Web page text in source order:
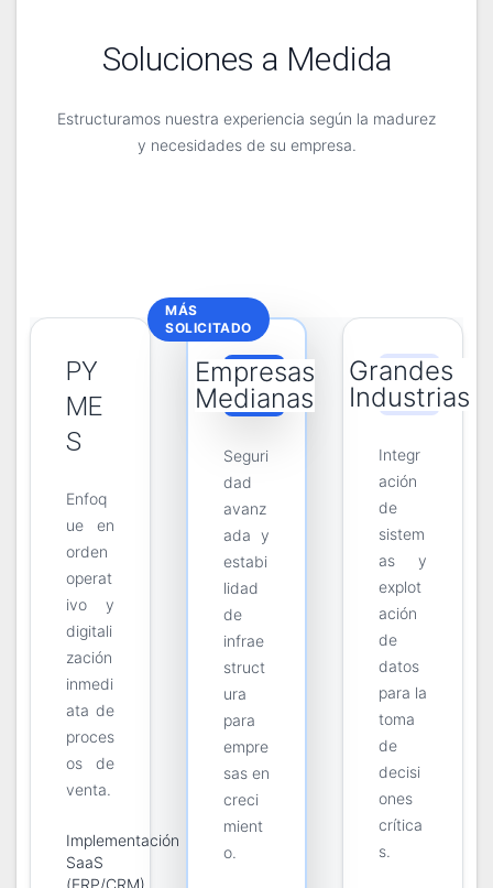
Soluciones a Medida
Estructuramos nuestra experiencia según la madurez
y necesidades de su empresa.
PY
ME
S
Enfoq
ue en
orden
operat
ivo y
digitali
zación
inmedi
ata de
proces
os de
venta.
Implementación
SaaS
MÁS
SOLICITADO
Empresas
Medianas
Seguri
dad
avanz
ada y
estabi
lidad
de
infrae
struct
ura
para
empre
sas en
creci
mient
o.
Grandes
Industrias
Integr
ación
de
sistem
as y
explot
ación
de
datos
para la
toma
de
decisi
ones
crítica
s.